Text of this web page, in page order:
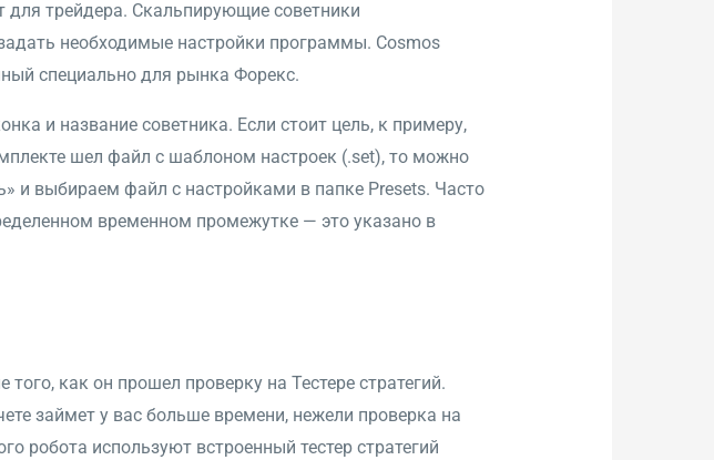
трейдера. Скальпирующие советники
необходимые настройки программы. Cosmos
специально для рынка Форекс.
и название советника. Если стоит цель, к примеру,
шел файл с шаблоном настроек (.set), то можно
и выбираем файл с настройками в папке ‎Presets. Часто
временном промежутке — это указано в
как он прошел проверку на Тестере стратегий.
займет у вас больше времени, нежели проверка на
робота используют встроенный тестер стратегий